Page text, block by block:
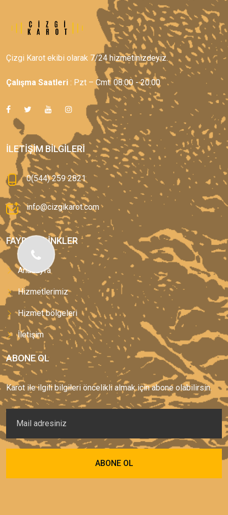
Çizgi Karot ekibi olarak 7/24 hizmetinizdeyiz.
Çalışma Saatleri : Pzt – Cmt: 08:00 - 20:00
İLETIŞIM BILGILERI
0(544) 259 2821
info@cizgikarot.com
FAYDALI LINKLER
Anasayfa
Hizmetlerimiz
Hizmet bölgeleri
İletişim
ABONE OL
Karot ile ilgili bilgileri öncelikli almak için abone olabilirsin.